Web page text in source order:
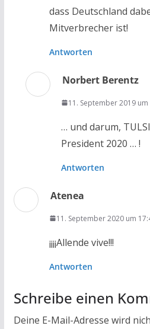
dass Deutschland
Mitverbrecher ist!
Antworten
Norbert Berentz
11. September 2019
… und darum,
President 2020 … !
Antworten
Atenea
11. September 2020 um
¡¡¡¡Allende vive!!!
Antworten
Schreibe einen
Deine E-Mail-Adresse wird